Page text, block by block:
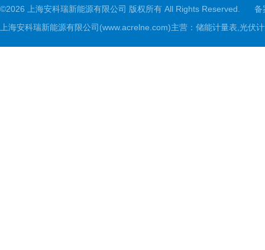
©2026 上海安科瑞新能源有限公司 版权所有 All Rights Reserved.
备
上海安科瑞新能源有限公司(www.acrelne.com)主营：储能计量表,光伏